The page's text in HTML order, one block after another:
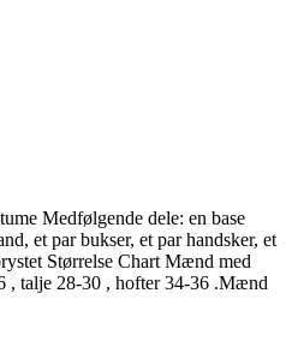
Medfølgende dele: en base
et par bukser, et par handsker, et
Størrelse Chart Mænd med
, talje 28-30 , hofter 34-36 .Mænd